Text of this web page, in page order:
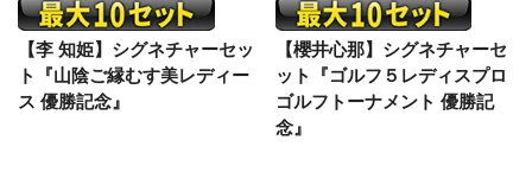
【李 知姫】シグネチャーセッ
ト『山陰ご縁むす美レディー
ス 優勝記念』
【櫻井心那】シグネチャーセ
ット『ゴルフ５レディスプロ
ゴルフトーナメント 優勝記
念』